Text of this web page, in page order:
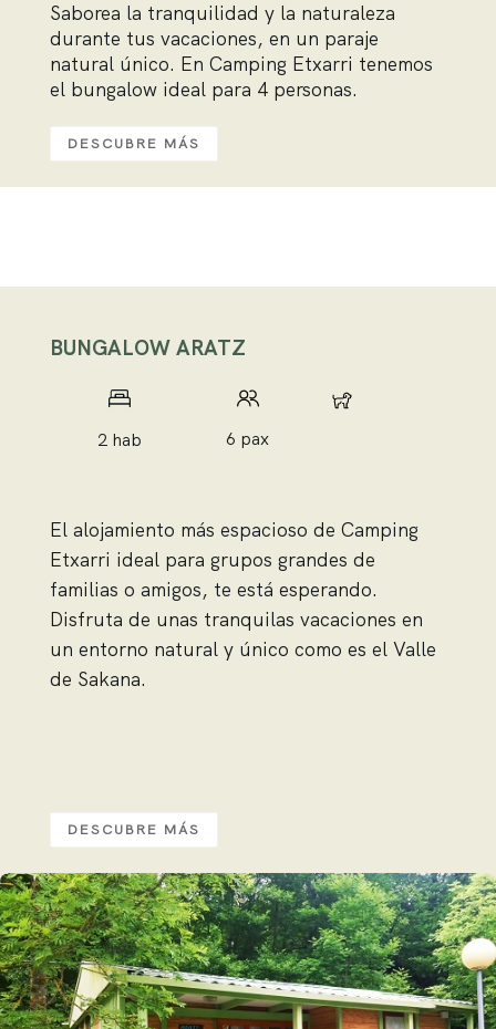
Saborea la tranquilidad y la naturaleza
durante tus vacaciones, en un paraje
natural único. En Camping Etxarri tenemos
el bungalow ideal para 4 personas.
DESCUBRE MÁS
BUNGALOW ARATZ
2 hab 6 pax
El alojamiento más espacioso de Camping
Etxarri ideal para grupos grandes de
familias o amigos, te está esperando.
Disfruta de unas tranquilas vacaciones en
un entorno natural y único como es el Valle
de Sakana.
DESCUBRE MÁS